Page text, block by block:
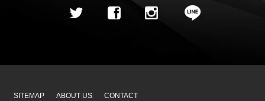
SITEMAP ABOUT US CONTACT